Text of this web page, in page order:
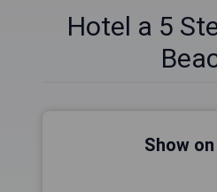
Hotel a 5
Show